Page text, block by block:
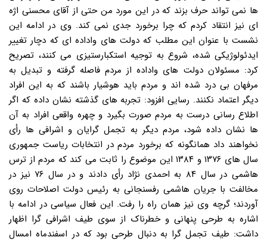
ها نمی تواند حرف بزند که در این مورد من حتی از آقای محسنی اژه
ای نیز انتقاد کردم که چرا برخورد جدی نمی کند. وی در ادامه این
نشست با عنوان این مطلب که دولت های واداده ای که دچار تغییر
ایدئولوژیکی شده، شروع به توجیه استکبارستیزی می کنند، تصریح
کرد: مسئولان دولت های واداده از مردم فاصله گرفته و تبدیل به
مرفهان بی درد شده اند و مردم باید هوشیار باشند که به این افراد
دیگر اعتماد نکنند. رسایی افزود: تجربه های گذشته نشان داده که اگر
اطلاع رسانی درست به مردم صورت بگیرد و چهره واقعی افراد به آن
ها نشان داده شود، مردم دیگر به تجمل گرایان و اشرافی ها رأی
نخواهند داد همانگونه که برخورد مردم در انتخابات ریاست جمهوری
سال های ۱۳۷۶ و ۱۳۸۴ این موضوع را ثابت می کند که مردم از ترس
هاشمی در سال ۸۴ به احمدی نژاد رأی دادند و در سال ۷۶ نیز در
مخالفت با جریان هاشمی رفسنجانی به رئیس دولت اصلاحات روی
آوردند؛ گرچه وی نیز همان راه را رفت. این فعال سیاسی در ادامه با
اشاره به طرحی پنهانی و خطرناک از سوی طیف اشرافی گرا اظهار
داشت: طیف تجمل گرا به دنبال طرحی بود که در اسفندماه امسال